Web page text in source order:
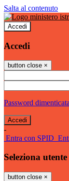
Salta al contenuto
Accedi
Accedi
button close ×
Password
-
Entra con SPID
Seleziona utente
button close ×